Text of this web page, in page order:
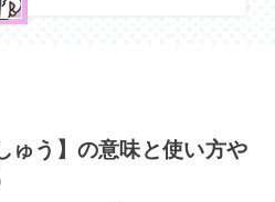
ゅう】の意味と使い方や